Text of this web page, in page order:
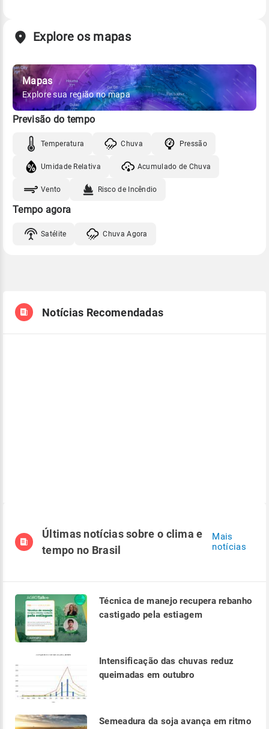
Explore os mapas
Mapas
Explore sua região no mapa
Previsão do tempo
Temperatura Chuva Pressão
Umidade Relativa Acumulado de Chuva
Vento Risco de Incêndio
Tempo agora
Satélite Chuva Agora
Notícias Recomendadas
Últimas notícias sobre o clima e
tempo no Brasil
Mais
notícias
Técnica de manejo recupera rebanho
castigado pela estiagem
Intensificação das chuvas reduz
queimadas em outubro
Semeadura da soja avança em ritmo